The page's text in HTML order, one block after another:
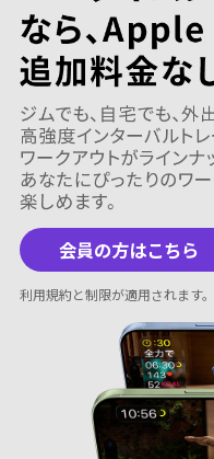
会員の方はこちら
利用規約と制限が適用されます。